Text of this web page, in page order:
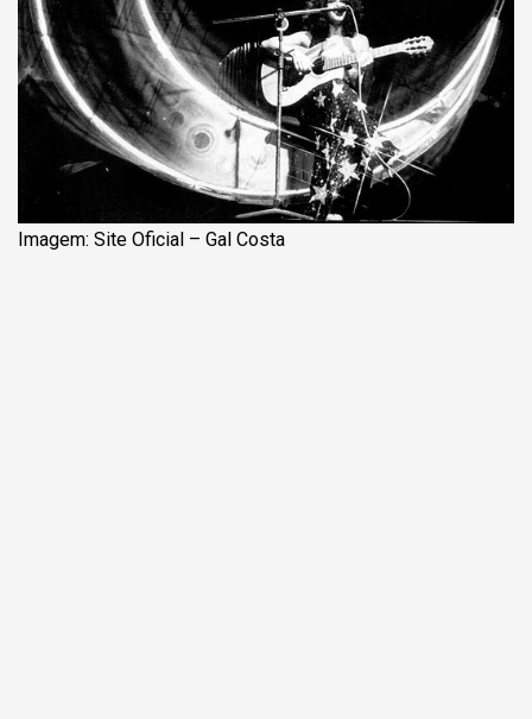
Imagem: Site Oficial – Gal Costa